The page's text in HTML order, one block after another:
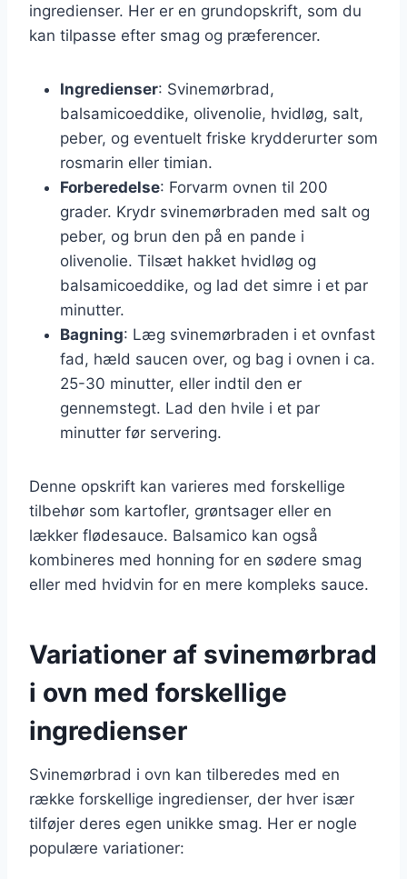
ingredienser. Her er en grundopskrift, som du
kan tilpasse efter smag og præferencer.
Ingredienser: Svinemørbrad,
balsamicoeddike, olivenolie, hvidløg, salt,
peber, og eventuelt friske krydderurter som
rosmarin eller timian.
Forberedelse: Forvarm ovnen til 200
grader. Krydr svinemørbraden med salt og
peber, og brun den på en pande i
olivenolie. Tilsæt hakket hvidløg og
balsamicoeddike, og lad det simre i et par
minutter.
Bagning: Læg svinemørbraden i et ovnfast
fad, hæld saucen over, og bag i ovnen i ca.
25-30 minutter, eller indtil den er
gennemstegt. Lad den hvile i et par
minutter før servering.
Denne opskrift kan varieres med forskellige
tilbehør som kartofler, grøntsager eller en
lækker flødesauce. Balsamico kan også
kombineres med honning for en sødere smag
eller med hvidvin for en mere kompleks sauce.
Variationer af svinemørbrad
i ovn med forskellige
ingredienser
Svinemørbrad i ovn kan tilberedes med en
række forskellige ingredienser, der hver især
tilføjer deres egen unikke smag. Her er nogle
populære variationer: